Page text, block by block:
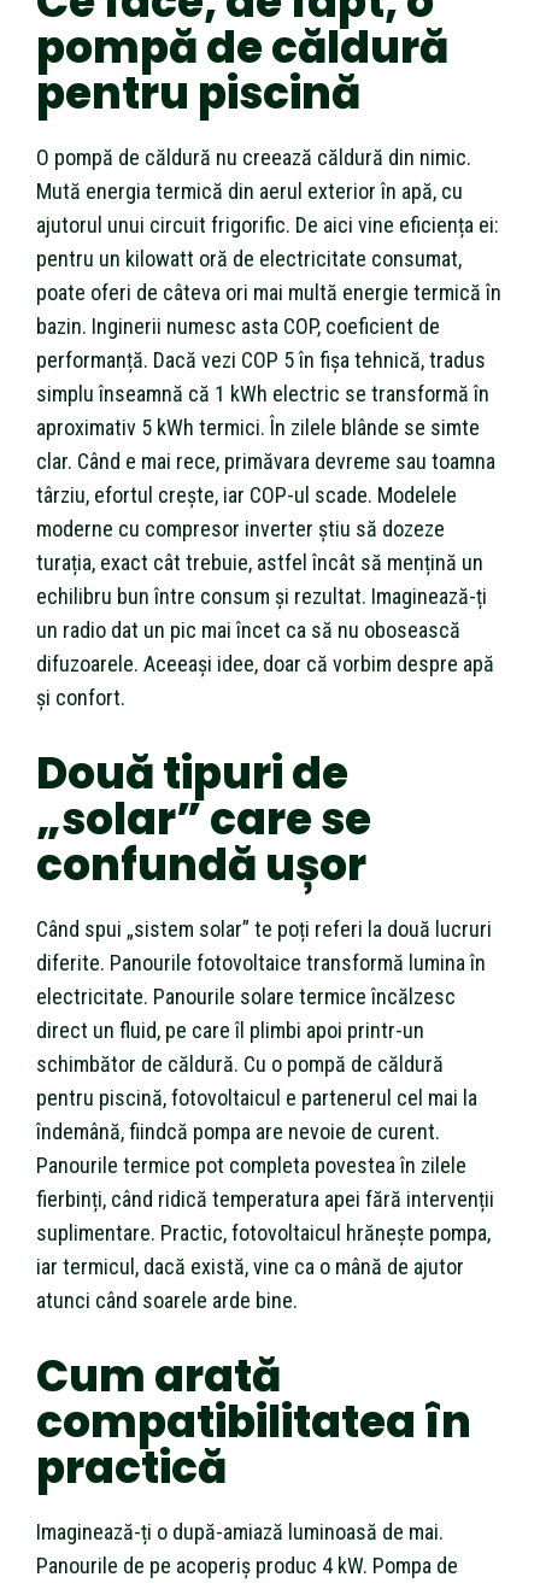
pompă de căldură
pentru piscină
O pompă de căldură nu creează căldură din nimic.
Mută energia termică din aerul exterior în apă, cu
ajutorul unui circuit frigorific. De aici vine eficiența ei:
pentru un kilowatt oră de electricitate consumat,
poate oferi de câteva ori mai multă energie termică în
bazin. Inginerii numesc asta COP, coeficient de
performanță. Dacă vezi COP 5 în fișa tehnică, tradus
simplu înseamnă că 1 kWh electric se transformă în
aproximativ 5 kWh termici. În zilele blânde se simte
clar. Când e mai rece, primăvara devreme sau toamna
târziu, efortul crește, iar COP-ul scade. Modelele
moderne cu compresor inverter știu să dozeze
turația, exact cât trebuie, astfel încât să mențină un
echilibru bun între consum și rezultat. Imaginează-ți
un radio dat un pic mai încet ca să nu obosească
difuzoarele. Aceeași idee, doar că vorbim despre apă
și confort.
Două tipuri de
„solar” care se
confundă ușor
Când spui „sistem solar” te poți referi la două lucruri
diferite. Panourile fotovoltaice transformă lumina în
electricitate. Panourile solare termice încălzesc
direct un fluid, pe care îl plimbi apoi printr-un
schimbător de căldură. Cu o pompă de căldură
pentru piscină, fotovoltaicul e partenerul cel mai la
îndemână, fiindcă pompa are nevoie de curent.
Panourile termice pot completa povestea în zilele
fierbinți, când ridică temperatura apei fără intervenții
suplimentare. Practic, fotovoltaicul hrănește pompa,
iar termicul, dacă există, vine ca o mână de ajutor
atunci când soarele arde bine.
Cum arată
compatibilitatea în
practică
Imaginează-ți o după-amiază luminoasă de mai.
Panourile de pe acoperiș produc 4 kW. Pompa de